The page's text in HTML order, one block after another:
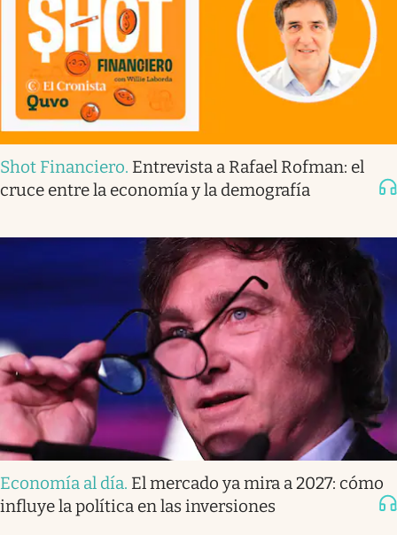
Shot Financiero. Entrevista a Rafael Rofman: el
cruce entre la economía y la demografía
Economía al día. El mercado ya mira a 2027: cómo
influye la política en las inversiones